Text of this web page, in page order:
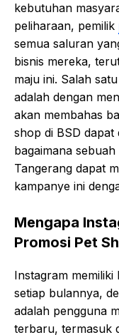
kebutuhan
peliharaan, pemilik
semua saluran
bisnis mereka,
maju ini. Salah
adalah dengan
akan membahas
shop di BSD
bagaimana
Tangerang dapat
kampanye ini
Mengapa
Promosi Pet
Instagram
setiap bulannya,
adalah pengguna
terbaru, termasuk